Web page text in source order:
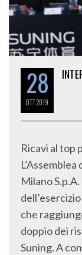
28
OTT2019
Ricavi al top
Milano
che
doppio dei
Suning. A